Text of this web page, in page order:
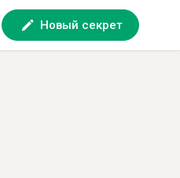
Новый секрет